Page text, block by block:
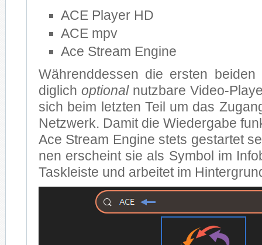
ACE Play­er HD
ACE mpv
Ace Stream En­gi­ne
Wäh­rend­des­sen die ers­ten
dig­lich op­tio­nalnutz­ba­re Vi­deo-
sich beim letz­ten Teil um das
Netz­werk. Da­mit die Wie­der­ga­be
Ace Stream En­gi­ne stets ge­star­tet
nen er­scheint sie als Sym­bol im
Task­leis­te und ar­bei­tet im